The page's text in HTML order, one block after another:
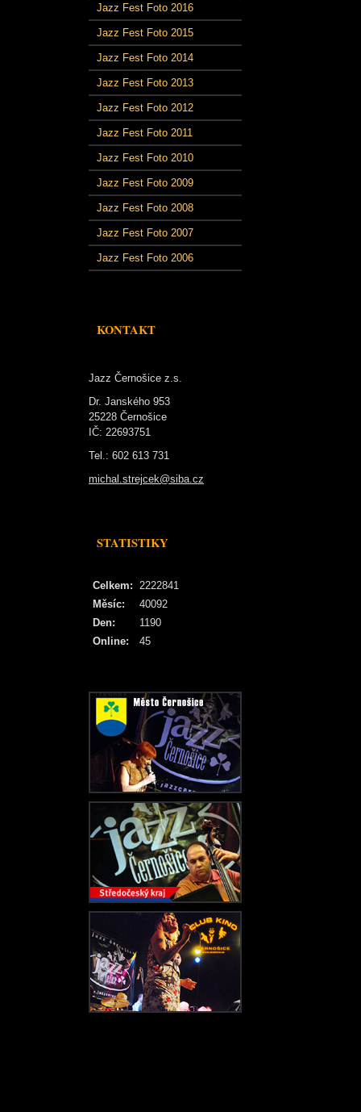
Jazz Fest Foto 2016
Jazz Fest Foto 2015
Jazz Fest Foto 2014
Jazz Fest Foto 2013
Jazz Fest Foto 2012
Jazz Fest Foto 2011
Jazz Fest Foto 2010
Jazz Fest Foto 2009
Jazz Fest Foto 2008
Jazz Fest Foto 2007
Jazz Fest Foto 2006
KONTAKT
Jazz Černošice z.s.
Dr. Janského 953
25228 Černošice
IČ: 22693751
Tel.: 602 613 731
michal.strejcek@siba.cz
STATISTIKY
Online: 45
Celkem: 2222841
Měsíc:
40092
Den:
1190